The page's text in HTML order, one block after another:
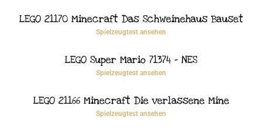
LEGO 21170 Minecraft Das Schweinehaus Bauset
Spielzeugtest ansehen
LEGO Super Mario 71374 – NES
Spielzeugtest ansehen
LEGO 21166 Minecraft Die verlassene Mine
Spielzeugtest ansehen